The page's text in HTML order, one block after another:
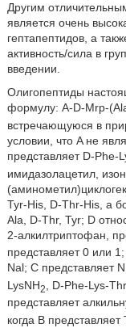
Другим
является очень
гептапептидов, а
активность/сила в
введении.
Олигопептиды
формулу: A-D-Mrp-
встречающуюся в
условии, что A не
представляет D-Phe-
имидазолацетил,
Tyr-His, D-Thr-His, а
Ala, D-Thr, Tyr; D
2-алкилтриптофан,
представляет 0 или
Nal; C представляет
LysNH2 , D-Phe-Lys-
представляет
когда B